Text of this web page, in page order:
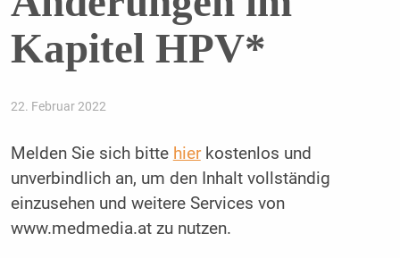
Kapitel HPV*
22. Februar 2022
Melden Sie sich bitte hierkostenlos und
unverbindlich an, um den Inhalt vollständig
einzusehen und weitere Services von
www.medmedia.at zu nutzen.